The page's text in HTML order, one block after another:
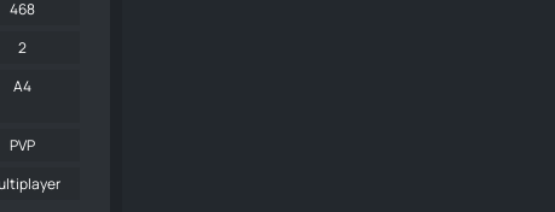
468
2
A4
PVP